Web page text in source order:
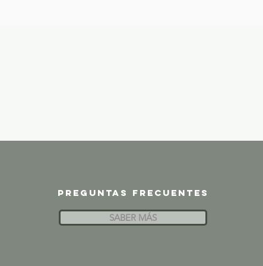
Preguntas frecuentes
SABER MÁS